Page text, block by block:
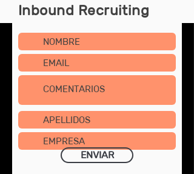
Inbound Recruiting
ENVIAR